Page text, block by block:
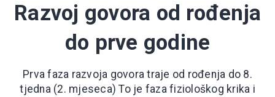
Razvoj govora od rođenja
do prve godine
Prva faza razvoja govora traje od rođenja do 8.
tjedna (2. mjeseca) To je faza fiziološkog krika i